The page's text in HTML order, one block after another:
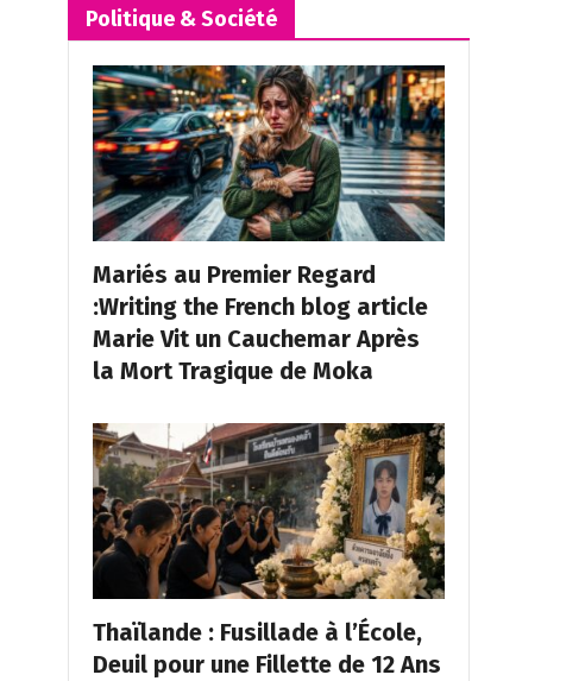
Politique & Société
Mariés au Premier Regard
:Writing the French blog article
Marie Vit un Cauchemar Après
la Mort Tragique de Moka
Thaïlande : Fusillade à l’École,
Deuil pour une Fillette de 12 Ans